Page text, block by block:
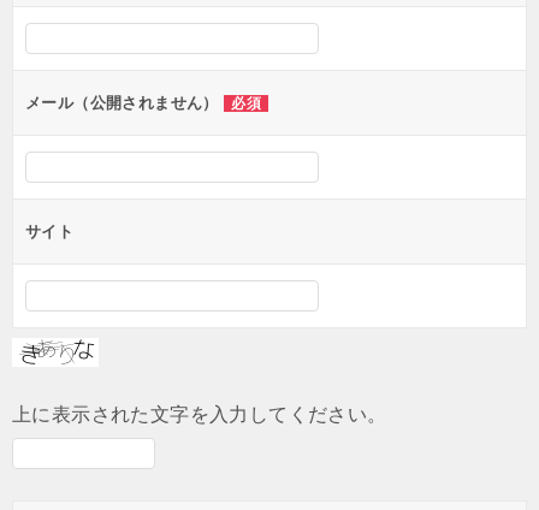
シ
ンメール（公開されません） 必須
サイト
上に表示された文字を入力してください。